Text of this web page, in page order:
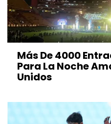
Más De 4000
Para La Noche
Unidos